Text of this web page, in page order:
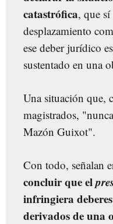
catastrófica, que
desplazamiento
ese deber jurídico
sustentado en una
Una situación que,
magistrados,
Mazón Guixot".
Con todo, señalan
concluir que el
infringiera
derivados de una